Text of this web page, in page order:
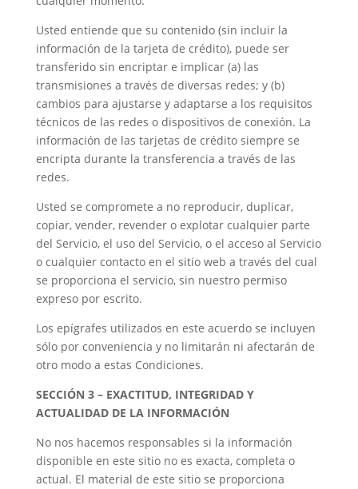
Usted entiende que su contenido (sin incluir la
información de la tarjeta de crédito), puede ser
transferido sin encriptar e implicar (a) las
transmisiones a través de diversas redes; y (b)
cambios para ajustarse y adaptarse a los requisitos
técnicos de las redes o dispositivos de conexión. La
información de las tarjetas de crédito siempre se
encripta durante la transferencia a través de las
redes.
Usted se compromete a no reproducir, duplicar,
copiar, vender, revender o explotar cualquier parte
del Servicio, el uso del Servicio, o el acceso al Servicio
o cualquier contacto en el sitio web a través del cual
se proporciona el servicio, sin nuestro permiso
expreso por escrito.
Los epígrafes utilizados en este acuerdo se incluyen
sólo por conveniencia y no limitarán ni afectarán de
otro modo a estas Condiciones.
SECCIÓN 3 – EXACTITUD, INTEGRIDAD Y
ACTUALIDAD DE LA INFORMACIÓN
No nos hacemos responsables si la información
disponible en este sitio no es exacta, completa o
actual. El material de este sitio se proporciona